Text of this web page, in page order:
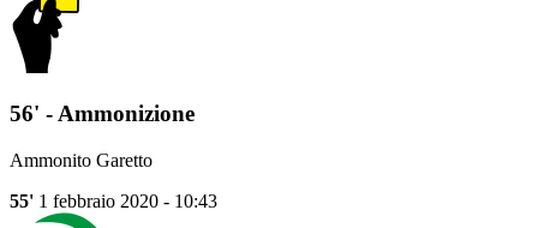
56' - Ammonizione
Ammonito Garetto
55' 1 febbraio 2020 - 10:43